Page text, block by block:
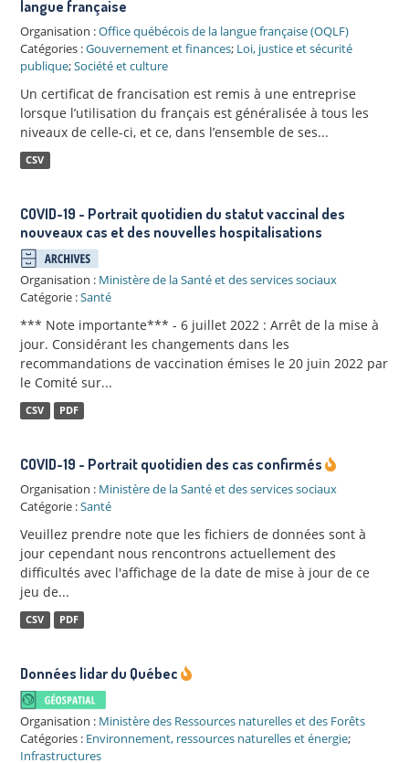
langue française
Organisation :Office québécois de la langue française (OQLF)
Catégories :Gouvernement et finances; Loi, justice et sécurité
publique;Société et culture
Un certificat de francisation est remis à une entreprise
lorsque l’utilisation du français est généralisée à tous les
niveaux de celle-ci, et ce, dans l’ensemble de ses...
CSV
COVID-19 - Portrait quotidien du statut vaccinal des
nouveaux cas et des nouvelles hospitalisations
Organisation : Ministère de la Santé et des services sociaux
Catégorie :Santé
*** Note importante*** - 6 juillet 2022 : Arrêt de la mise à
jour. Considérant les changements dans les
recommandations de vaccination émises le 20 juin 2022 par
le Comité sur...
CSV PDF
COVID-19 - Portrait quotidien des cas confirmés
Organisation : Ministère de la Santé et des services sociaux
Catégorie :Santé
Veuillez prendre note que les fichiers de données sont à
jour cependant nous rencontrons actuellement des
difficultés avec l'affichage de la date de mise à jour de ce
jeu de...
CSV PDF
Données lidar du Québec
Organisation : Ministère des Ressources naturelles et des Forêts
Catégories : Environnement, ressources naturelles et énergie;
Infrastructures